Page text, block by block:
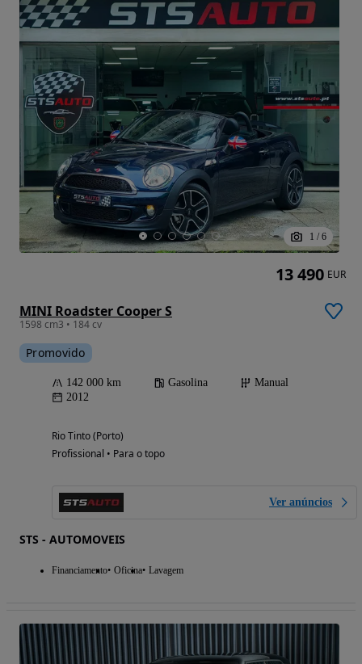
1 / 6
MINI Roadster Cooper S
1598 cm3 • 184 cv
Promovido
142 000 km Gasolina
Manual
2012
Rio Tinto (Porto)
Profissional • Para o topo
Ver anúncios
STS - AUTOMOVEIS
Financiamento Oficina Lavagem
13 490 EUR